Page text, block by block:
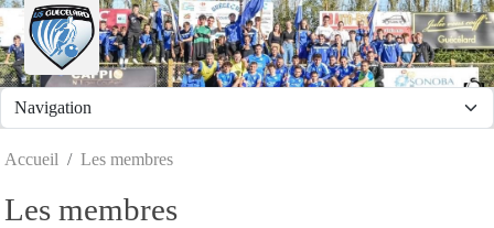
Accueil Les membres
Les membres
Panneau de gestion des cookies